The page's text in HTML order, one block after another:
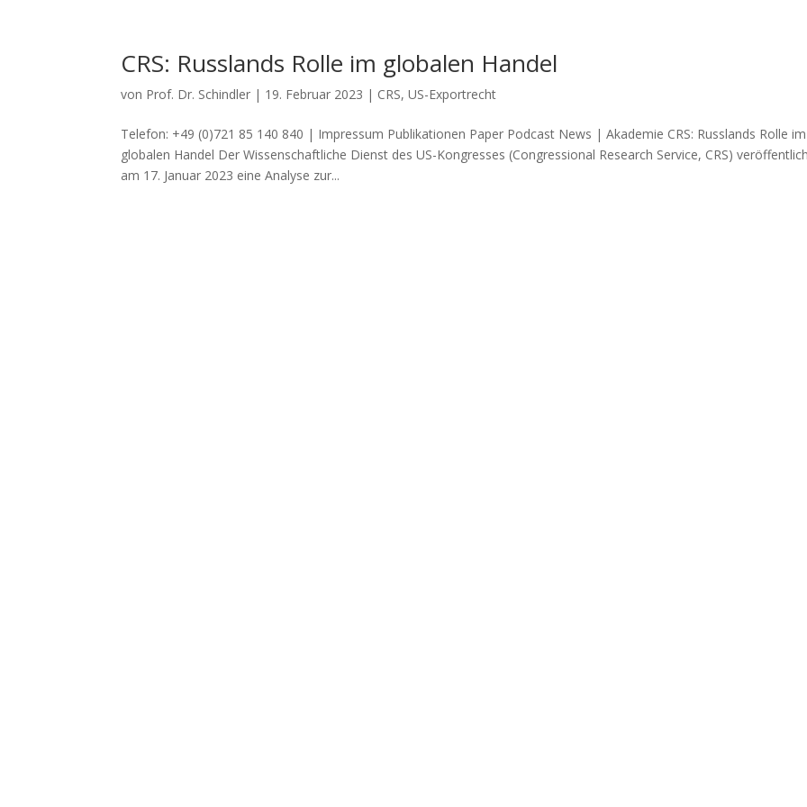
CRS: Russlands Rolle im globalen Handel
von Prof. Dr. Schindler | 19. Februar 2023 | CRS,US-Exportrecht
Telefon: +49 (0)721 85 140 840 | Impressum Publikationen Paper Podcast News | Akademie CRS: Russlands Rolle im
globalen Handel Der Wissenschaftliche Dienst des US-Kongresses (Congressional Research Service, CRS)
am 17. Januar 2023 eine Analyse zur...